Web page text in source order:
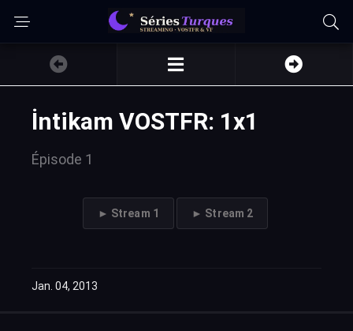
İntikam VOSTFR: 1x1
Épisode 1
► Stream 1 ► Stream 2
Jan. 04, 2013